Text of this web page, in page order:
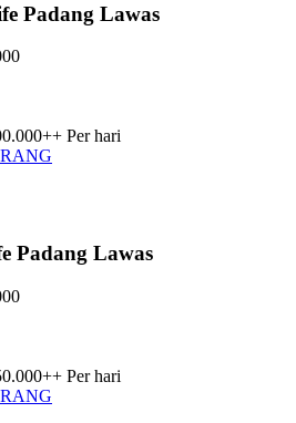
Padang Lawas
Per hari
Padang Lawas
Per hari